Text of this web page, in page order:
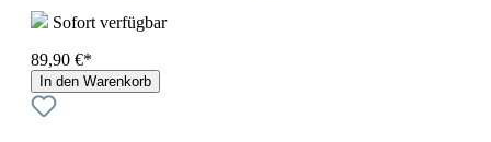
Sofort verfügbar
89,90 €*
In den Warenkorb